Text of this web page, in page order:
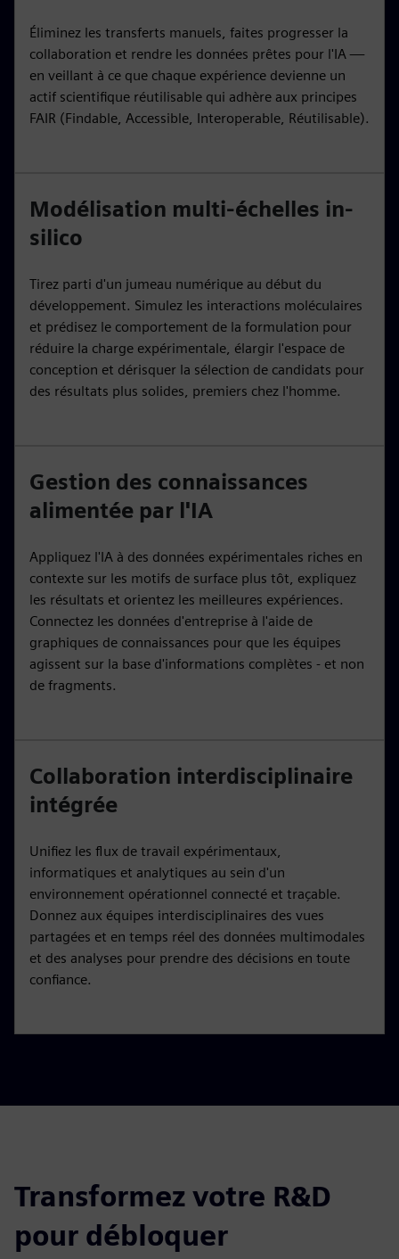
Éliminez les transferts manuels, faites progresser la
collaboration et rendre les données prêtes pour l'IA —
en veillant à ce que chaque expérience devienne un
actif scientifique réutilisable qui adhère aux principes
FAIR (Findable, Accessible, Interoperable, Réutilisable).
Modélisation multi-échelles in-
silico
Tirez parti d'un jumeau numérique au début du
développement. Simulez les interactions moléculaires
et prédisez le comportement de la formulation pour
réduire la charge expérimentale, élargir l'espace de
conception et dérisquer la sélection de candidats pour
des résultats plus solides, premiers chez l'homme.
Gestion des connaissances
alimentée par l'IA
Appliquez l'IA à des données expérimentales riches en
contexte sur les motifs de surface plus tôt, expliquez
les résultats et orientez les meilleures expériences.
Connectez les données d'entreprise à l'aide de
graphiques de connaissances pour que les équipes
agissent sur la base d'informations complètes - et non
de fragments.
Collaboration interdisciplinaire
intégrée
Unifiez les flux de travail expérimentaux,
informatiques et analytiques au sein d'un
environnement opérationnel connecté et traçable.
Donnez aux équipes interdisciplinaires des vues
partagées et en temps réel des données multimodales
et des analyses pour prendre des décisions en toute
confiance.
Transformez votre R&D
pour débloquer